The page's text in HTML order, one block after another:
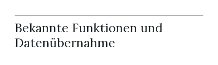
Bekannte Funktionen und
Datenübernahme